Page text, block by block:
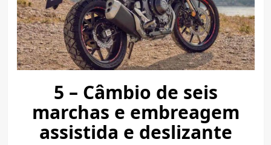
5 – Câmbio de seis
marchas e embreagem
assistida e deslizante